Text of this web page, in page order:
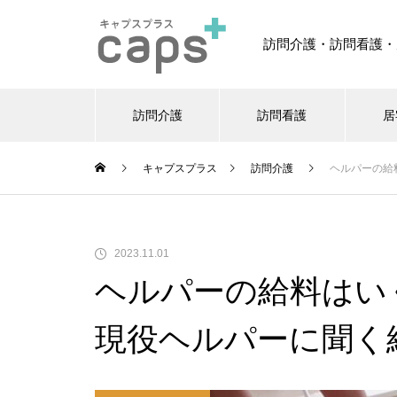
訪問介護・訪問看護
訪問介護 訪問看護
キャプスプラス 訪問介護 ヘルパーの給
2023.11.01
ヘルパーの給料は
現役ヘルパーに聞く